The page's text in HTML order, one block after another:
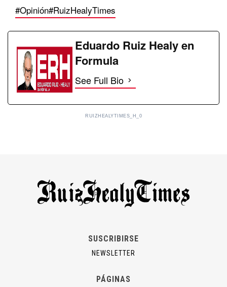
#Opinión#RuizHealyTimes
Eduardo Ruiz Healy en
Formula
See Full Bio
RUIZHEALYTIMES_H_0
SUSCRIBIRSE
NEWSLETTER
PÁGINAS